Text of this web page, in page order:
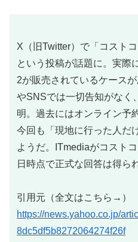
X（旧Twitter）で「コスト
という投稿が話題に。実際
2が販売されているケース
やSNSでは一切告知がなく
明。過去にはオンライン予
今回も「現地に行った人だ
ようだ。ITmediaがコスト
日時点で正式な回答は得ら
引用元（全文はこちら→）
https://news.yahoo.co.jp/
8dc5df5b8272064274f26f